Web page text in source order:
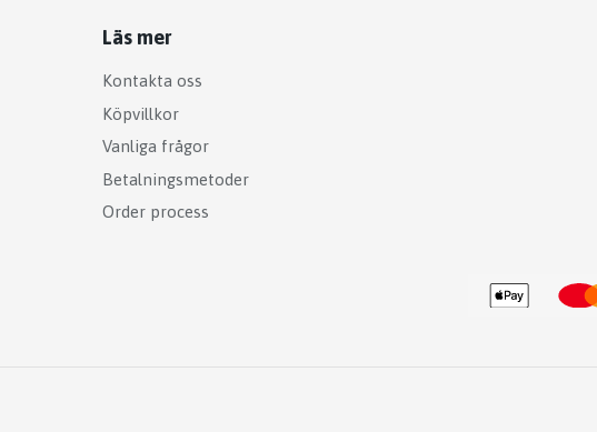
Läs mer
Kontakta oss
Köpvillkor
Vanliga frågor
Betalningsmetoder
Order process